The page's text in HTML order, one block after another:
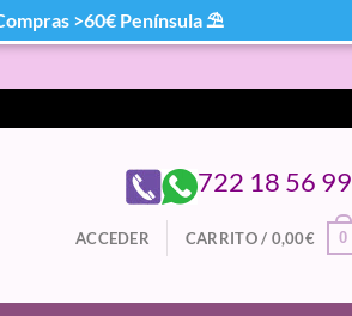
722 18 56 99
ACCEDER CARRITO / 0,00€ 0
>60€ Península ⛱